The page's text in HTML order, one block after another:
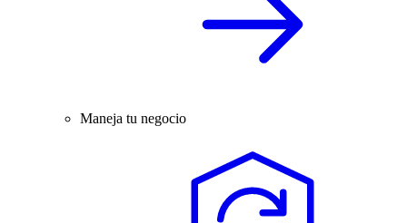
Maneja tu negocio